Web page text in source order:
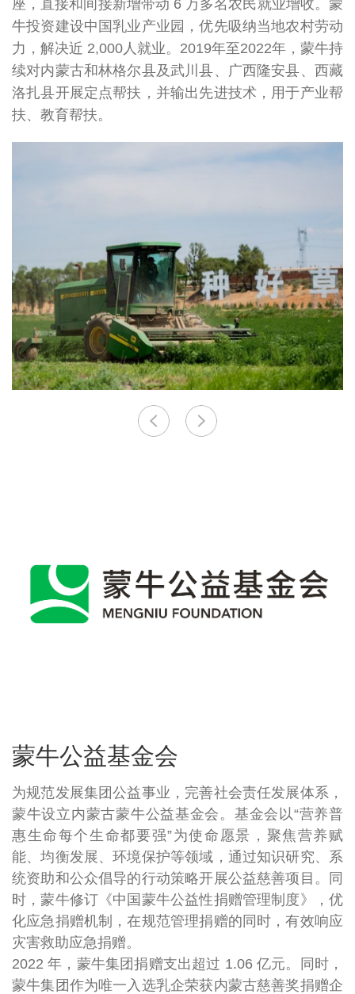
座，直接和间接新增带动 6 万多名农民就业增收。蒙
牛投资建设中国乳业产业园，优先吸纳当地农村劳动
力，解决近 2,000人就业。2019年至2022年，蒙牛持
续对内蒙古和林格尔县及武川县、广西隆安县、西藏
洛扎县开展定点帮扶，并输出先进技术，用于产业帮
扶、教育帮扶。
蒙牛公益基金会
为规范发展集团公益事业，完善社会责任发展体系，
蒙牛设立内蒙古蒙牛公益基金会。基金会以“营养普
惠生命每个生命都要强”为使命愿景，聚焦营养赋
能、均衡发展、环境保护等领域，通过知识研究、系
统资助和公众倡导的行动策略开展公益慈善项目。同
时，蒙牛修订《中国蒙牛公益性捐赠管理制度》，优
化应急捐赠机制，在规范管理捐赠的同时，有效响应
灾害救助应急捐赠。
2022 年，蒙牛集团捐赠支出超过 1.06 亿元。同时，
蒙牛集团作为唯一入选乳企荣获内蒙古慈善奖捐赠企